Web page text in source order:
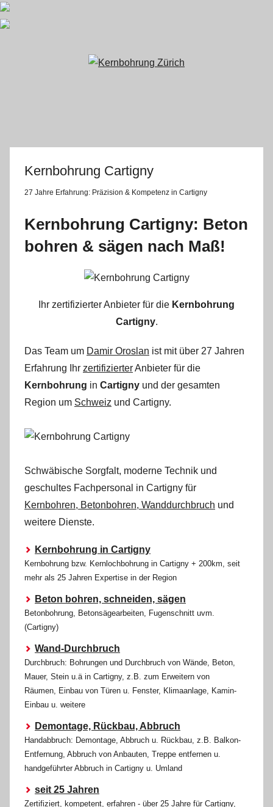
Kernbohrung Cartigny
27 Jahre Erfahrung: Präzision & Kompetenz in Cartigny
Kernbohrung Cartigny: Beton
bohren & sägen nach Maß!
Ihr zertifizierter Anbieter für die Kernbohrung
Cartigny.
Das Team um Damir Oroslan ist mit über 27 Jahren
Erfahrung Ihr zertifizierterAnbieter für die
Kernbohrung in Cartigny und der gesamten
Region um Schweiz und Cartigny.
Schwäbische Sorgfalt, moderne Technik und
geschultes Fachpersonal in Cartigny für
Kernbohren, Betonbohren, Wanddurchbruch und
weitere Dienste.
Kernbohrung in Cartigny
Kernbohrung bzw. Kernlochbohrung in Cartigny + 200km, seit
mehr als 25 Jahren Expertise in der Region
Beton bohren, schneiden, sägen
Betonbohrung, Betonsägearbeiten, Fugenschnitt uvm.
(Cartigny)
Wand-Durchbruch
Durchbruch: Bohrungen und Durchbruch von Wände, Beton,
Mauer, Stein u.ä in Cartigny, z.B. zum Erweitern von
Räumen, Einbau von Türen u. Fenster, Klimaanlage, Kamin-
Einbau u. weitere
Demontage, Rückbau, Abbruch
Handabbruch: Demontage, Abbruch u. Rückbau, z.B. Balkon-
Entfernung, Abbruch von Anbauten, Treppe entfernen u.
handgeführter Abbruch in Cartigny u. Umland
seit 25 Jahren
Zertifiziert, kompetent, erfahren - über 25 Jahre für Cartigny,